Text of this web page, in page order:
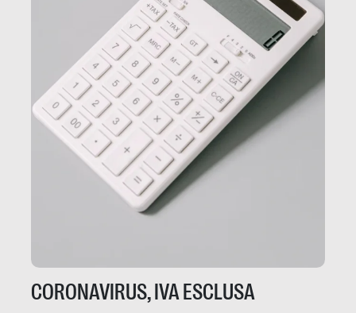
CORONAVIRUS, IVA ESCLUSA